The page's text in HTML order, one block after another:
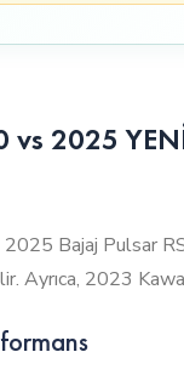
2025
Bajaj Pulsar RS
Ayrıca, 2023